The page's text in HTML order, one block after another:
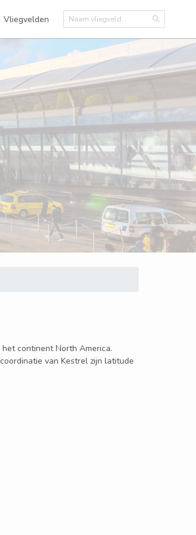
Vliegvelden
continent North America.
van Kestrel zijn latitude